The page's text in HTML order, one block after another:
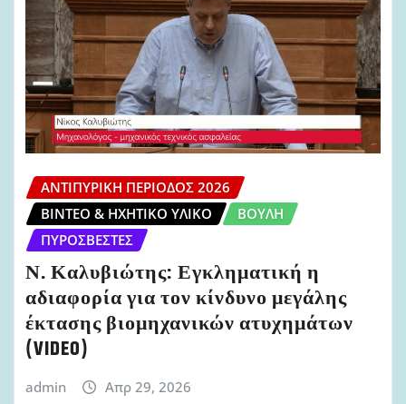
ΑΝΤΙΠΥΡΙΚΉ ΠΕΡΊΟΔΟΣ 2026
ΒΊΝΤΕΟ & ΗΧΗΤΙΚΌ ΥΛΙΚΌ
ΒΟΥΛΉ
ΠΥΡΟΣΒΈΣΤΕΣ
Ν. Καλυβιώτης: Εγκληματική η
αδιαφορία για τον κίνδυνο μεγάλης
έκτασης βιομηχανικών ατυχημάτων
(VIDEO)
admin Απρ 29, 2026